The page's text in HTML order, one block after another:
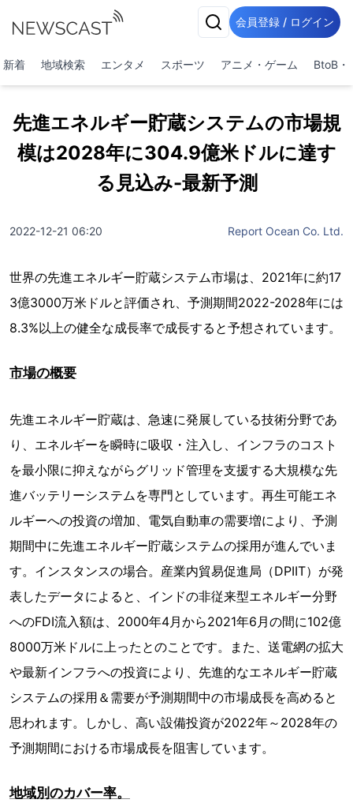
会員登録 / ログイン
新着 地域検索 エンタメ スポーツ アニメ・ゲーム BtoB・
先進エネルギー貯蔵システムの市場規
模は2028年に304.9億米ドルに達す
る見込み-最新予測
2022-12-21 06:20 Report Ocean Co. Ltd.
世界の先進エネルギー貯蔵システム市場は、2021年に約17
3億3000万米ドルと評価され、予測期間2022-2028年には
8.3%以上の健全な成長率で成長すると予想されています。
市場の概要
先進エネルギー貯蔵は、急速に発展している技術分野であ
り、エネルギーを瞬時に吸収・注入し、インフラのコスト
を最小限に抑えながらグリッド管理を支援する大規模な先
進バッテリーシステムを専門としています。再生可能エネ
ルギーへの投資の増加、電気自動車の需要増により、予測
期間中に先進エネルギー貯蔵システムの採用が進んでいま
す。インスタンスの場合。産業内貿易促進局（DPIIT）が発
表したデータによると、インドの非従来型エネルギー分野
へのFDI流入額は、2000年4月から2021年6月の間に102億
8000万米ドルに上ったとのことです。また、送電網の拡大
や最新インフラへの投資により、先進的なエネルギー貯蔵
システムの採用＆需要が予測期間中の市場成長を高めると
思われます。しかし、高い設備投資が2022年～2028年の
予測期間における市場成長を阻害しています。
地域別のカバー率。